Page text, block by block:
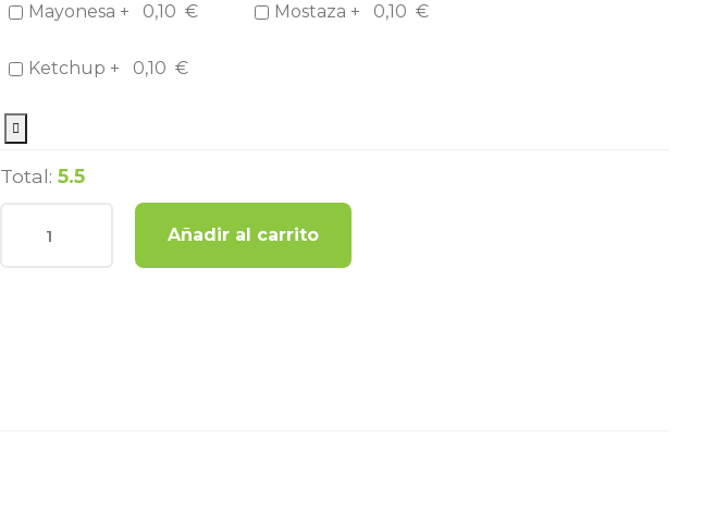
Mayonesa + 0,10 € Mostaza + 0,10 €
Ketchup + 0,10 €
Total: 5.5
Añadir al carrito